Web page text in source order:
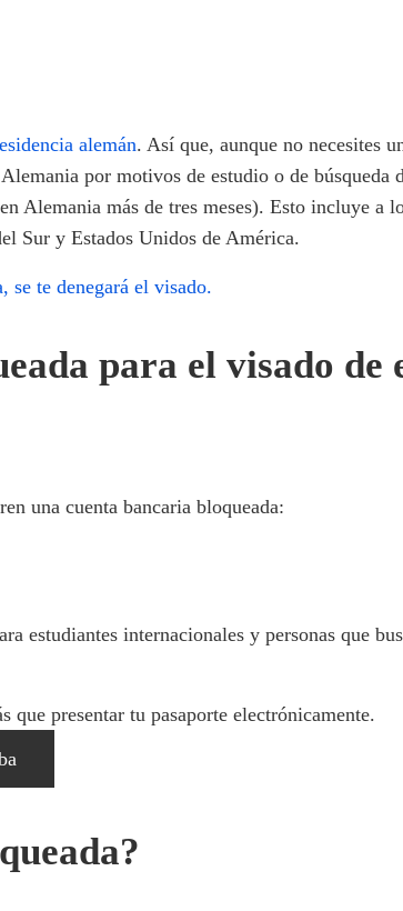
alemán. Así que, aunque no necesites
por motivos de estudio o de búsqueda
Alemania más de tres meses). Esto incluye a
Sur y Estados Unidos de América.
se te denegará el visado.
para el visado de
una cuenta bancaria bloqueada:
estudiantes internacionales y personas que
que presentar tu pasaporte electrónicamente.